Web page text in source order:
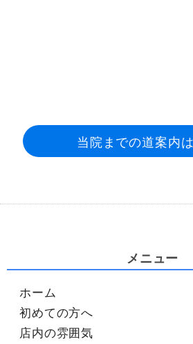
当院までの道案内
メニュー
ホーム
初めての方へ
店内の雰囲気